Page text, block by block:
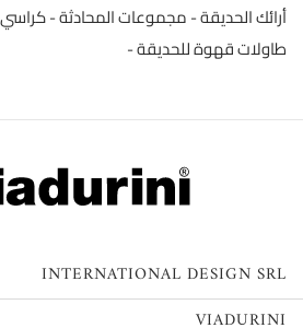
كراسي مجموعات المحادثة أرائك الحديقة
طاولات قهوة للحديقة
INTERNATIONAL DESIGN SRL
VIADURINI